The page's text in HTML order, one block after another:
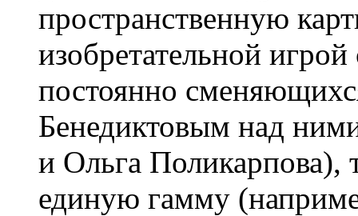
пространственную
изобретательной
постоянно
Бенедиктовым над
и Ольга Поликарпова),
единую гамму